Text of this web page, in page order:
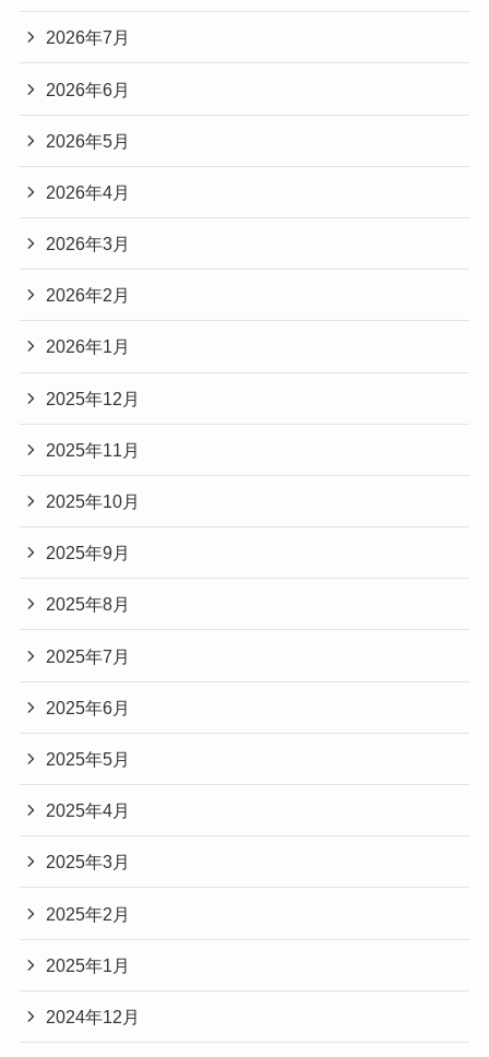
2026年7月
2026年6月
2026年5月
2026年4月
2026年3月
2026年2月
2026年1月
2025年12月
2025年11月
2025年10月
2025年9月
2025年8月
2025年7月
2025年6月
2025年5月
2025年4月
2025年3月
2025年2月
2025年1月
2024年12月